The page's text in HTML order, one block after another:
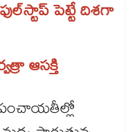
పెట్టే దిశగా
ఆసక్తి